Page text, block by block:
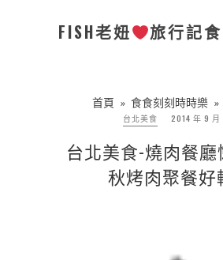
FISH老妞 旅行記食
首頁 » 食食刻刻時時樂 »
台北美食
2014 年 9 月
台北美食-燒肉餐
秋烤肉聚餐好